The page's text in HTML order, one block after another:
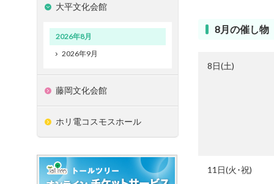
8月の催し物
8日(土)
11日(火･祝)
大平文化会館
2026年8月
2026年9月
藤岡文化会館
ホリ電コスモスホール